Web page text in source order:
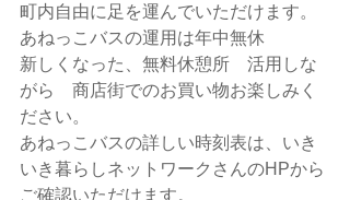
町内自由に足を運んでいただけます。
あねっこバスの運用は年中無休
新しくなった、無料休憩所　活用しな
がら　商店街でのお買い物お楽しみく
ださい。
あねっこバスの詳しい時刻表は、いき
いき暮らしネットワークさんのHPから
ご確認いただけます。